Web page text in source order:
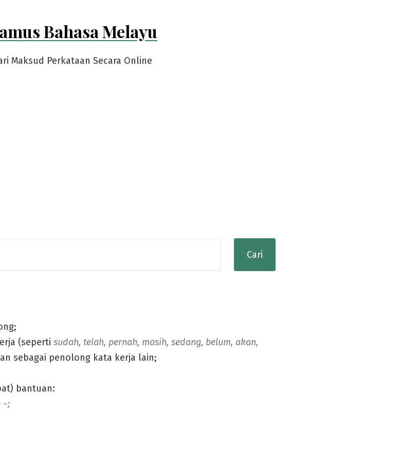
Bahasa Melayu
Maksud Perkataan Secara Online
(seperti sudah, telah, pernah, masih, sedang, belum, akan,
sebagai penolong kata kerja lain;
bantuan: